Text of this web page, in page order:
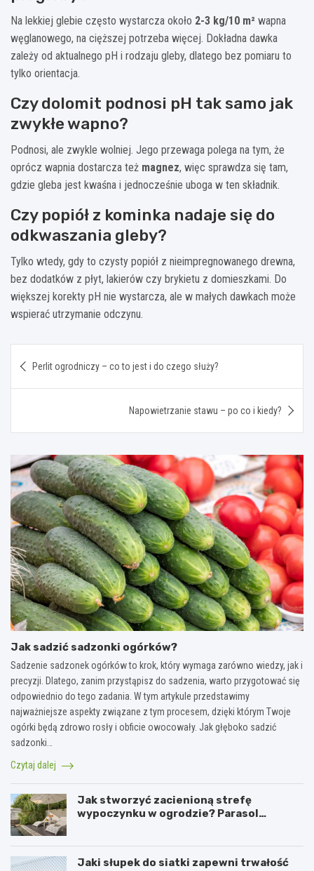
Na lekkiej glebie często wystarcza około 2-3 kg/10 m² wapna
węglanowego, na cięższej potrzeba więcej. Dokładna dawka
zależy od aktualnego pH i rodzaju gleby, dlatego bez pomiaru to
tylko orientacja.
Czy dolomit podnosi pH tak samo jak
zwykłe wapno?
Podnosi, ale zwykle wolniej. Jego przewaga polega na tym, że
oprócz wapnia dostarcza też magnez, więc sprawdza się tam,
gdzie gleba jest kwaśna i jednocześnie uboga w ten składnik.
Czy popiół z kominka nadaje się do
odkwaszania gleby?
Tylko wtedy, gdy to czysty popiół z nieimpregnowanego drewna,
bez dodatków z płyt, lakierów czy brykietu z domieszkami. Do
większej korekty pH nie wystarcza, ale w małych dawkach może
wspierać utrzymanie odczynu.
wpisu
Perlit ogrodniczy – co to jest i do czego służy?
Napowietrzanie stawu – po co i kiedy?
Jak sadzić sadzonki ogórków?
Sadzenie sadzonek ogórków to krok, który wymaga zarówno wiedzy, jak i
precyzji. Dlatego, zanim przystąpisz do sadzenia, warto przygotować się
odpowiednio do tego zadania. W tym artykule przedstawimy
najważniejsze aspekty związane z tym procesem, dzięki którym Twoje
ogórki będą zdrowo rosły i obficie owocowały. Jak głęboko sadzić
sadzonki…
Czytaj dalej
Jak stworzyć zacienioną strefę
wypoczynku w ogrodzie? Parasol
Jaki słupek do siatki zapewni trwałość